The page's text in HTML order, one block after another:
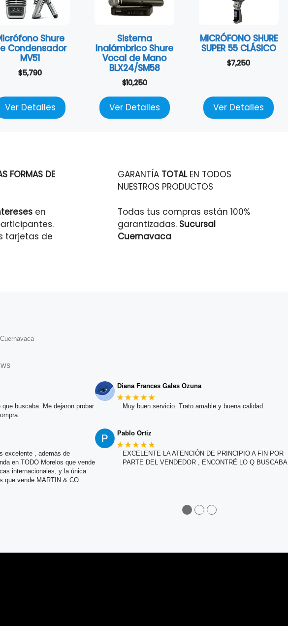
Shure
Condensador
MV51
$5,790
Ver Detalles
Sistema
Inalámbrico Shure
Vocal de Mano
BLX24/SM58
$10,250
Ver Detalles
MICRÓFONO SHURE
SUPER 55 CLÁSICO
$7,250
Ver Detalles
FORMAS DE
en
tarjetas de
GARANTÍA TOTALEN TODOS
NUESTROS PRODUCTOS
Todas tus compras están 100%
garantizadas. Sucursal
Cuernavaca
buscaba. Me dejaron probar
Diana Frances Gales Ozuna
★★★★★
Muy buen servicio. Trato amable y buena calidad.
excelente , además de
en TODO Morelos que vende
internacionales, y la única
que vende MARTIN & CO.
Pablo Ortiz
★★★★★
EXCELENTE LA ATENCIÓN DE PRINCIPIO A FIN POR
PARTE DEL VENDEDOR , ENCONTRÉ LO Q BUSCABA
●●●